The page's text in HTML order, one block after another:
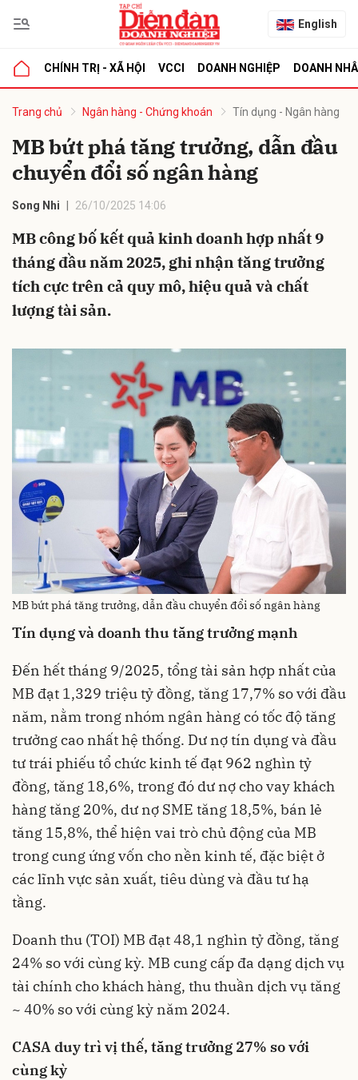
English
CHÍNH TRỊ - XÃ HỘI VCCI DOANH NGHIỆP DOANH
Trang chủ Ngân hàng - Chứng khoán Tín dụng - Ngân hàng
MB bứt phá tăng trưởng, dẫn đầu
chuyển đổi số ngân hàng
Song Nhi 26/10/2025 14:06
MB công bố kết quả kinh doanh hợp nhất 9
tháng đầu năm 2025, ghi nhận tăng trưởng
tích cực trên cả quy mô, hiệu quả và chất
lượng tài sản.
MB bứt phá tăng trưởng, dẫn đầu chuyển đổi số ngân hàng
Tín dụng và doanh thu tăng trưởng mạnh
Đến hết tháng 9/2025, tổng tài sản hợp nhất của
MB đạt 1,329 triệu tỷ đồng, tăng 17,7% so với đầu
năm, nằm trong nhóm ngân hàng có tốc độ tăng
trưởng cao nhất hệ thống. Dư nợ tín dụng và đầu
tư trái phiếu tổ chức kinh tế đạt 962 nghìn tỷ
đồng, tăng 18,6%, trong đó dư nợ cho vay khách
hàng tăng 20%, dư nợ SME tăng 18,5%, bán lẻ
tăng 15,8%, thể hiện vai trò chủ động của MB
trong cung ứng vốn cho nền kinh tế, đặc biệt ở
các lĩnh vực sản xuất, tiêu dùng và đầu tư hạ
tầng.
Doanh thu (TOI) MB đạt 48,1 nghìn tỷ đồng, tăng
24% so với cùng kỳ. MB cung cấp đa dạng dịch vụ
tài chính cho khách hàng, thu thuần dịch vụ tăng
~ 40% so với cùng kỳ năm 2024.
CASA duy trì vị thế, tăng trưởng 27% so với
cùng kỳ
luận
Hủy